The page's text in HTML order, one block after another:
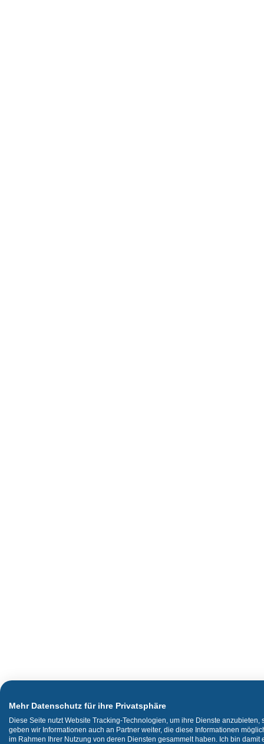
Mehr Datenschutz für ihre Privatsphäre
Diese Seite nutzt Website Tracking-Technologien, um ihre Dienste
geben wir Informationen auch an Partner weiter, die diese Informationen
im Rahmen Ihrer Nutzung von deren Diensten gesammelt haben. Ich bin